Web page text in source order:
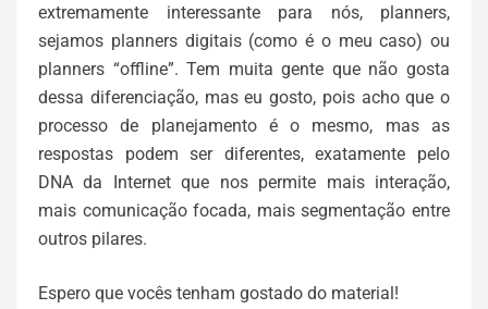
extremamente interessante para nós, planners,
sejamos planners digitais (como é o meu caso) ou
planners “offline”. Tem muita gente que não gosta
dessa diferenciação, mas eu gosto, pois acho que o
processo de planejamento é o mesmo, mas as
respostas podem ser diferentes, exatamente pelo
DNA da Internet que nos permite mais interação,
mais comunicação focada, mais segmentação entre
outros pilares.
Espero que vocês tenham gostado do material!